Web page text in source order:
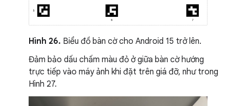
Hình 26. Biểu đồ bàn cờ cho Android 15 trở lên.
Đảm bảo dấu chấm màu đỏ ở giữa bàn cờ hướng
trực tiếp vào máy ảnh khi đặt trên giá đỡ, như trong
Hình 27.